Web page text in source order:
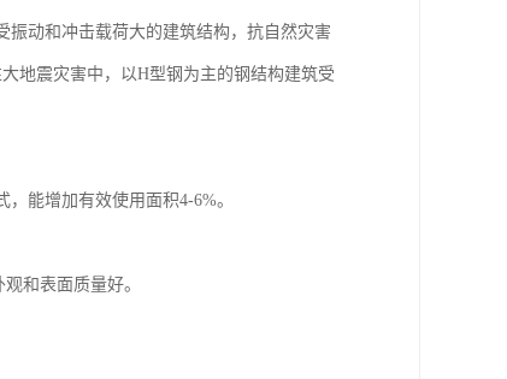
振动和冲击载荷大的建筑结构，抗自然灾害
地震灾害中，以H型钢为主的钢结构建筑受
能增加有效使用面积4-6%。
和表面质量好。